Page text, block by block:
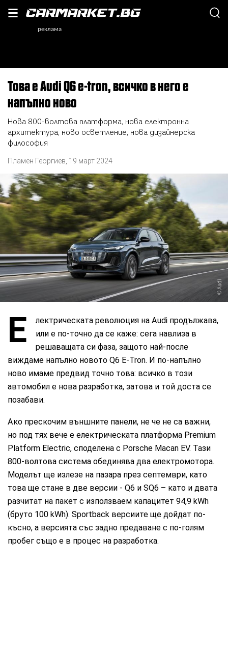
Това е Audi Q6 e-tron, всичко в него е
напълно ново
Нова 800-волтова платформа, нова електронна
архитектура, ново осветление, нова дизайнерска
философия
Пламен Георгиев 19 март 2024
Audi
Е
лектрическата революция на Audi продължава,
или е по-точно да се каже: сега навлиза в
решаващата си фаза, защото най-после
виждаме напълно новото Q6 E-Tron. И по-напълно
ново имаме предвид точно това: всичко в този
автомобил е нова разработка, затова и той доста се
позабави.
Ако прескочим външните панели, не че не са важни,
но под тях вече е електрическата платформа Premium
Platform Electric, споделена с Porsche Macan EV. Тази
800-волтова система обединява два електромотора.
Моделът ще излезе на пазара през септември, като
това ще стане в две версии - Q6 и SQ6 – като и двата
разчитат на пакет с използваем капацитет 94,9 kWh
(бруто 100 kWh). Sportback версиите ще дойдат по-
късно, а версията със задно предаване с по-голям
пробег също е в процес на разработка.